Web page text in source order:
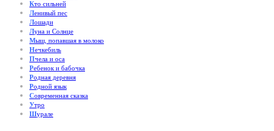
Кто сильней
Ленивый пес
Лошади
Луна и Солнце
Мыш, попавшая в молоко
Нечкебиль
Пчела и оса
Ребенок и бабочка
Родная деревня
Родной язык
Современная сказка
Утро
Шурале